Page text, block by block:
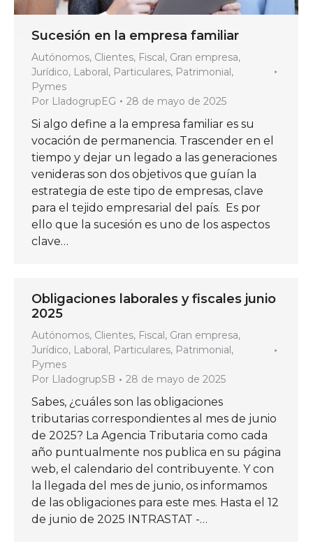
Sucesión en la empresa familiar
Autónomos, Clientes, Fiscal, Gran empresa,
Jurídico, Laboral, Particulares, Patrimonial,
Pymes
Por LladogrupEG 28 de mayo de 2025
Si algo define a la empresa familiar es su
vocación de permanencia. Trascender en el
tiempo y dejar un legado a las generaciones
venideras son dos objetivos que guían la
estrategia de este tipo de empresas, clave
para el tejido empresarial del país. Es por
ello que la sucesión es uno de los aspectos
clave…
Obligaciones laborales y fiscales junio
2025
Autónomos, Clientes, Fiscal, Gran empresa,
Jurídico, Laboral, Particulares, Patrimonial,
Pymes
Por LladogrupSB 28 de mayo de 2025
Sabes, ¿cuáles son las obligaciones
tributarias correspondientes al mes de junio
de 2025? La Agencia Tributaria como cada
año puntualmente nos publica en su página
web, el calendario del contribuyente. Y con
la llegada del mes de junio, os informamos
de las obligaciones para este mes. Hasta el 12
de junio de 2025 INTRASTAT -…